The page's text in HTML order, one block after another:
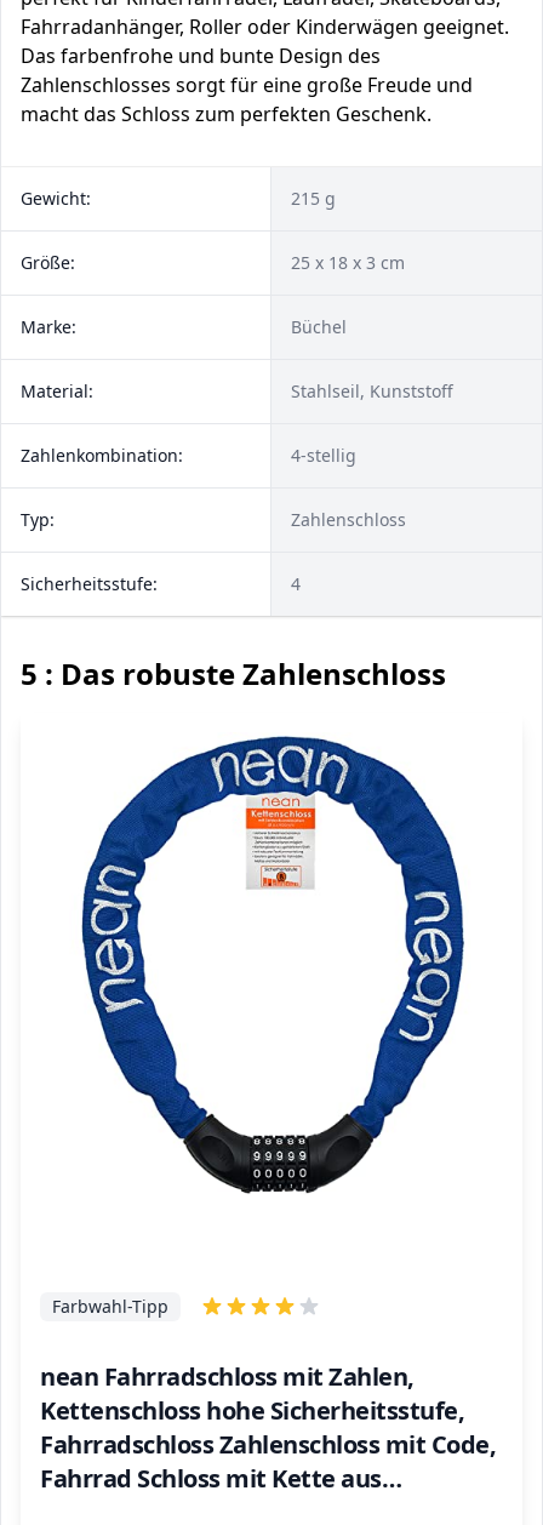
Fahrradanhänger, Roller oder Kinderwägen geeignet.
Das farbenfrohe und bunte Design des
Zahlenschlosses sorgt für eine große Freude und
macht das Schloss zum perfekten Geschenk.
Gewicht: 215 g
Größe: 25 x 18 x 3 cm
Marke: Büchel
Material: Stahlseil, Kunststoff
Zahlenkombination: 4-stellig
Typ: Zahlenschloss
Sicherheitsstufe: 4
5 : Das robuste Zahlenschloss
nean Fahrradschloss mit Zahlen,
Kettenschloss hohe Sicherheitsstufe,
Fahrradschloss Zahlenschloss mit Code,
Fahrrad Schloss mit Kette aus
Farbwahl-Tipp